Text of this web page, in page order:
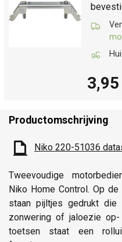
3,95
Productomschrijving
Niko 220-51036
Tweevoudige
Niko Home Control. Op
staan pijltjes gedrukt
zonwering of jaloezie
toetsen staat een